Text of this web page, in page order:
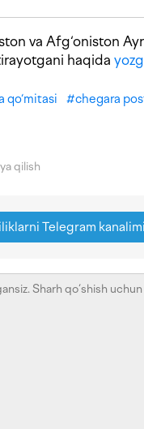
va Afg‘oniston
haqida
qo‘mitasi #chegara
qilish
Telegram